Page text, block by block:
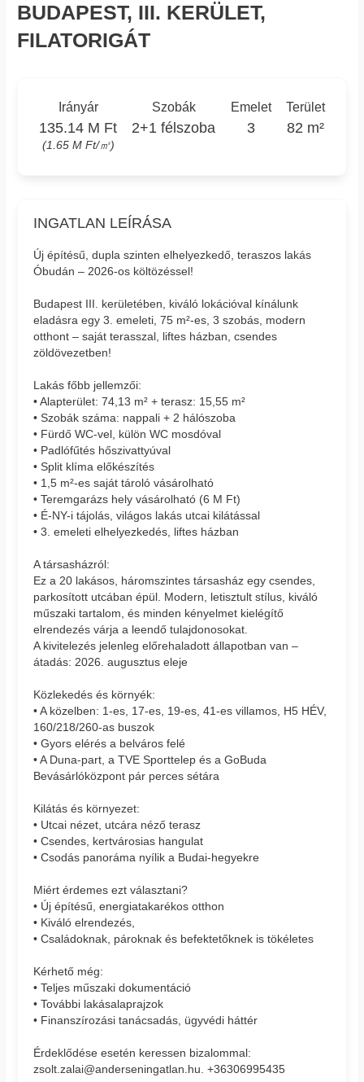
BUDAPEST, III. KERÜLET,
FILATORIGÁT
Irányár
135.14 M Ft
(1.65 M Ft/㎡)
Szobák
2+1 félszoba
Emelet
3
Terület
82 m²
INGATLAN LEÍRÁSA
Új építésű, dupla szinten elhelyezkedő, teraszos lakás
Óbudán – 2026-os költözéssel!
Budapest III. kerületében, kiváló lokációval kínálunk
eladásra egy 3. emeleti, 75 m²-es, 3 szobás, modern
otthont – saját terasszal, liftes házban, csendes
zöldövezetben!
Lakás főbb jellemzői:
• Alapterület: 74,13 m² + terasz: 15,55 m²
• Szobák száma: nappali + 2 hálószoba
• Fürdő WC-vel, külön WC mosdóval
• Padlófűtés hőszivattyúval
• Split klíma előkészítés
• 1,5 m²-es saját tároló vásárolható
• Teremgarázs hely vásárolható (6 M Ft)
• É-NY-i tájolás, világos lakás utcai kilátással
• 3. emeleti elhelyezkedés, liftes házban
A társasházról:
Ez a 20 lakásos, háromszintes társasház egy csendes,
parkosított utcában épül. Modern, letisztult stílus, kiváló
műszaki tartalom, és minden kényelmet kielégítő
elrendezés várja a leendő tulajdonosokat.
A kivitelezés jelenleg előrehaladott állapotban van –
átadás: 2026. augusztus eleje
Közlekedés és környék:
• A közelben: 1-es, 17-es, 19-es, 41-es villamos, H5 HÉV,
160/218/260-as buszok
• Gyors elérés a belváros felé
• A Duna-part, a TVE Sporttelep és a GoBuda
Bevásárlóközpont pár perces sétára
Kilátás és környezet:
• Utcai nézet, utcára néző terasz
• Csendes, kertvárosias hangulat
• Csodás panoráma nyílik a Budai-hegyekre
Miért érdemes ezt választani?
• Új építésű, energiatakarékos otthon
• Kiváló elrendezés,
• Családoknak, pároknak és befektetőknek is tökéletes
Kérhető még:
• Teljes műszaki dokumentáció
• További lakásalaprajzok
• Finanszírozási tanácsadás, ügyvédi háttér
Érdeklődése esetén keressen bizalommal:
zsolt.zalai@anderseningatlan.hu. +36306995435